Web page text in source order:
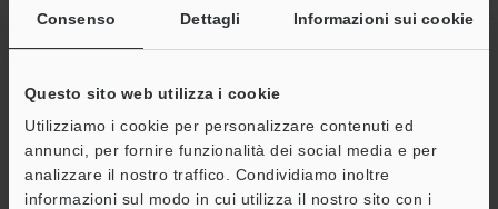
Consenso Dettagli Informazioni sui cookie
Questo sito web utilizza i cookie
Utilizziamo i cookie per personalizzare contenuti ed
annunci, per fornire funzionalità dei social media e per
analizzare il nostro traffico. Condividiamo inoltre
informazioni sul modo in cui utilizza il nostro sito con i
Visualizzazione Policarbonato
Coperchio obiettivo Acrilico
Peso
Scheda tecnica (PDF)